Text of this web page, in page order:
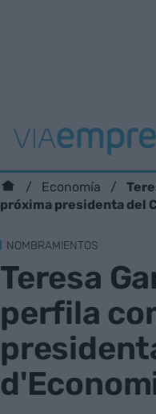
Economía
próxima presidenta del
NOMBRAMIENTOS
Teresa
perfila